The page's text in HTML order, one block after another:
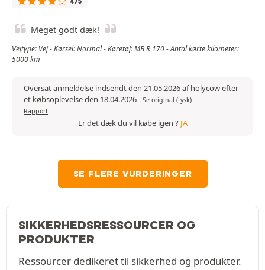
Meget godt dæk!
Vejtype: Vej - Kørsel: Normal - Køretøj: MB R 170 - Antal kørte kilometer:
5000 km
Oversat anmeldelse indsendt den 21.05.2026 af holycow efter
et købsoplevelse den 18.04.2026- Se original (tysk)
Rapport
Er det dæk du vil købe igen ? JA
SE FLERE VURDERINGER
SIKKERHEDSRESSOURCER OG
PRODUKTER
Ressourcer dedikeret til sikkerhed og produkter.